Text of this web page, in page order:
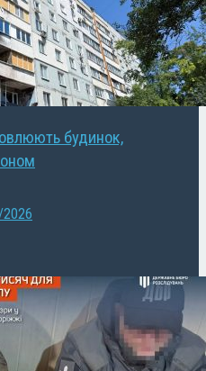
будинок,